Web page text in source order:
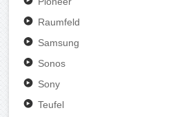
Raumfeld
Samsung
Sonos
Sony
Teufel